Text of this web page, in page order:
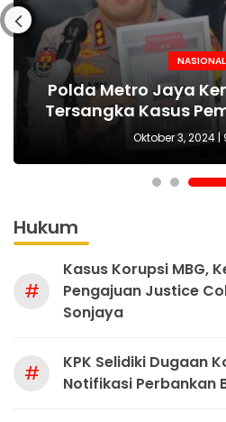
NASIONAL
HUT Polwan ke-76
yang Tepat
Perempuan
NASIONAL
MAKI Sebut Seleksi
Sejak Awal,
NASIONAL
Polda Metro Jaya
Tersangka Kasus
Diskusi di
Oktober 3, 2024
BERITA
Kejari tetapkan
tersangka
Hukum
#
Kasus Korupsi MBG,
Pengajuan Justice
Sonjaya
#
KPK Selidiki Dugaan
Notifikasi Perbankan